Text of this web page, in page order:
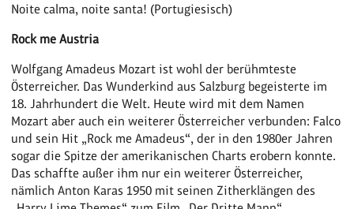
Noite calma, noite santa! (Portugiesisch)
Rock me Austria
Wolfgang Amadeus Mozart ist wohl der berühmteste
Österreicher. Das Wunderkind aus Salzburg begeisterte im
18. Jahrhundert die Welt. Heute wird mit dem Namen
Mozart aber auch ein weiterer Österreicher verbunden: Falco
und sein Hit „Rock me Amadeus“, der in den 1980er Jahren
sogar die Spitze der amerikanischen Charts erobern konnte.
Das schaffte außer ihm nur ein weiterer Österreicher,
nämlich Anton Karas 1950 mit seinen Zitherklängen des